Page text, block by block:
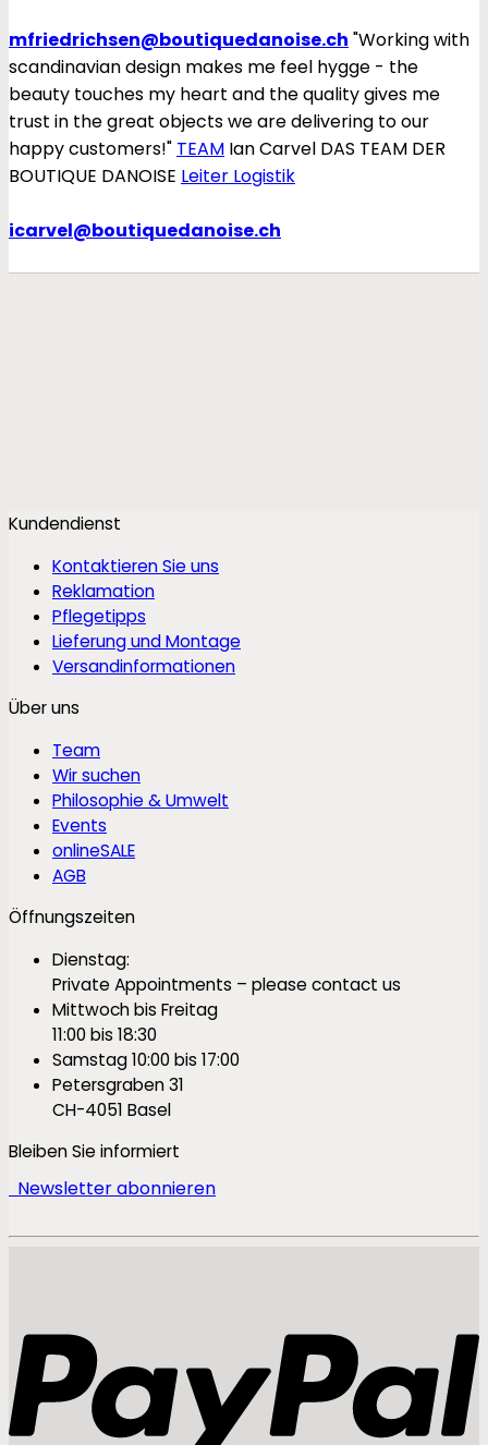
mfriedrichsen@boutiquedanoise.ch "Working with
scandinavian design makes me feel hygge - the
beauty touches my heart and the quality gives me
trust in the great objects we are delivering to our
happy customers!" TEAM Ian Carvel DAS TEAM DER
BOUTIQUE DANOISE Leiter Logistik
icarvel@boutiquedanoise.ch
Kundendienst
Kontaktieren Sie uns
Reklamation
Pflegetipps
Lieferung und Montage
Versandinformationen
Über uns
Team
Wir suchen
Philosophie & Umwelt
Events
onlineSALE
AGB
Öffnungszeiten
Dienstag:
Private Appointments – please contact us
Mittwoch bis Freitag
11:00 bis 18:30
Samstag 10:00 bis 17:00
Petersgraben 31
CH-4051 Basel
Bleiben Sie informiert
Newsletter abonnieren